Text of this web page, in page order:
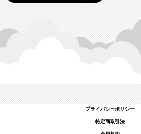
プライバシーポリシー
特定商取引法